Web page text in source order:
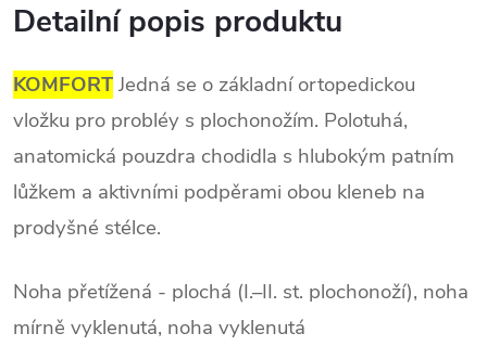
Detailní popis produktu
KOMFORTJedná se o základní ortopedickou
vložku pro probléy s plochonožím. Polotuhá,
anatomická pouzdra chodidla s hlubokým patním
lůžkem a aktivními podpěrami obou kleneb na
prodyšné stélce.
Noha přetížená - plochá (I.–II. st. plochonoží), noha
mírně vyklenutá, noha vyklenutá